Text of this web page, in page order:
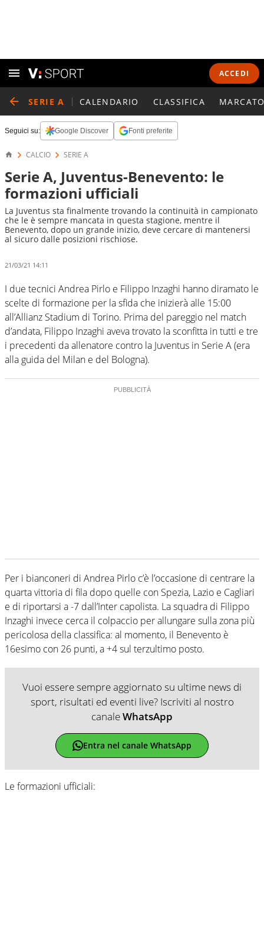
ACCEDI
SERIE A CALENDARIO CLASSIFICA
Seguici su: Google Discover Fonti preferite
CALCIO SERIE A
Serie A, Juventus-Benevento: le
formazioni ufficiali
La Juventus sta finalmente trovando la continuità in campionato
che le è sempre mancata in questa stagione, mentre il
Benevento, dopo un grande inizio, deve cercare di mantenersi
al sicuro dalle posizioni rischiose.
21/03/21 14:11
I due tecnici Andrea Pirlo e Filippo Inzaghi hanno diramato le
scelte di formazione per la sfida che inizierà alle 15:00
all’Allianz Stadium di Torino. Prima del pareggio nel match
d’andata, Filippo Inzaghi aveva trovato la sconfitta in tutti e tre
i precedenti da allenatore contro la Juventus in Serie A (era
alla guida del Milan e del Bologna).
Per i bianconeri di Andrea Pirlo c’è l’occasione di centrare la
quarta vittoria di fila dopo quelle con Spezia, Lazio e Cagliari
e di riportarsi a -7 dall’Inter capolista. La squadra di Filippo
Inzaghi invece cerca il colpaccio per allungare sulla zona più
pericolosa della classifica: al momento, il Benevento è
16esimo con 26 punti, a +4 sul terzultimo posto.
Vuoi essere sempre aggiornato su ultime news di
sport, risultati ed eventi live? Iscriviti al nostro
canaleWhatsApp
Entra nel canale WhatsApp
Le formazioni ufficiali: